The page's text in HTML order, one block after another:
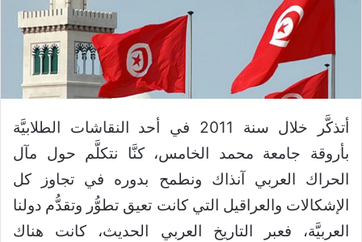
أتذكَّر خلال سنة 2011 في أحد النقاشات الطلابيَّة
بأروقة جامعة محمد الخامس، كنَّا نتكلَّم حول مآل
الحراك العربي آنذاك ونطمح بدوره في تجاوز كل
الإشكالات والعراقيل التي كانت تعيق تطوُّر وتقدُّم دولنا
العربيَّة، فعبر التاريخ العربي الحديث، كانت هناك